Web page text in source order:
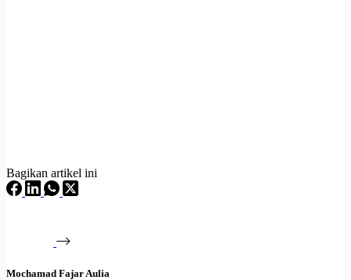
Bagikan artikel ini
Mochamad Fajar Aulia